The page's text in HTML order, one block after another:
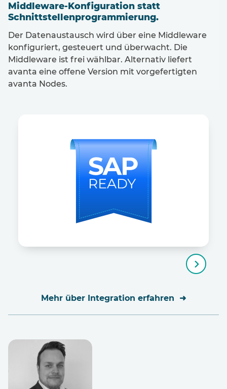
Middleware-Konfiguration statt
Schnittstellenprogrammierung.
Der Datenaustausch wird über eine Middleware
konfiguriert, gesteuert und überwacht. Die
Middleware ist frei wählbar. Alternativ liefert
avanta eine offene Version mit vorgefertigten
avanta Nodes.
Mehr über Integration erfahren